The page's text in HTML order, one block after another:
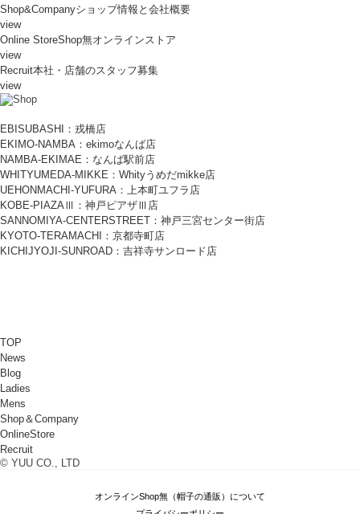
Shop&Companyショップ情報と会社概要
view
Online StoreShop無オンラインストア
view
Recruit本社・店舗のスタッフ募集
view
EBISUBASHI：戎橋店
EKIMO-NAMBA：ekimoなんば店
NAMBA-EKIMAE：なんば駅前店
WHITYUMEDA-MIKKE：Whityうめだmikke店
UEHONMACHI-YUFURA：上本町ユフラ店
KOBE-PIAZAⅢ：神戸ピアザⅢ店
SANNOMIYA-CENTERSTREET：神戸三宮センター街店
KYOTO-TERAMACHI：京都寺町店
KICHIJYOJI-SUNROAD：吉祥寺サンロード店
TOP
News
Blog
Ladies
Mens
Shop＆Company
OnlineStore
Recruit
© YUU CO., LTD
オンラインShop無（帽子の通販）について